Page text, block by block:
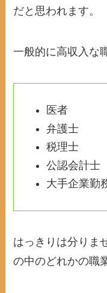
だと思われます。
一般的に高収入な
医者
弁護士
税理士
公認会計士
大手企業勤
はっきりは分りま
の中のどれかの職